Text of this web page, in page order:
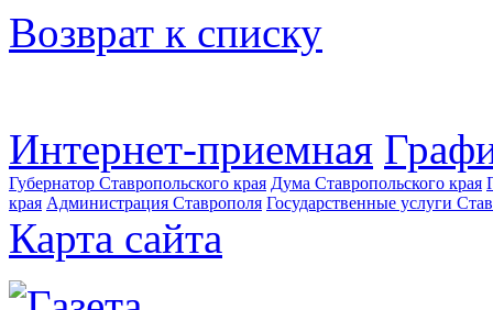
Возврат к списку
Интернет-приемная
Губернатор Ставропольского края Дума Ставропольского края
края Администрация Ставрополя Государственные услуги
Карта сайта